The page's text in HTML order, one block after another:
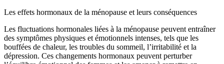
Les effets hormonaux de la ménopause et leurs conséquences
Les fluctuations hormonales liées à la ménopause peuvent entraîner
des symptômes physiques et émotionnels intenses, tels que les
bouffées de chaleur, les troubles du sommeil, l’irritabilité et la
dépression. Ces changements hormonaux peuvent perturber